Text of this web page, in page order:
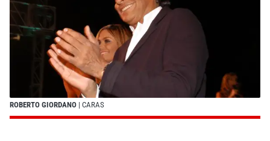
ROBERTO GIORDANO | CARAS